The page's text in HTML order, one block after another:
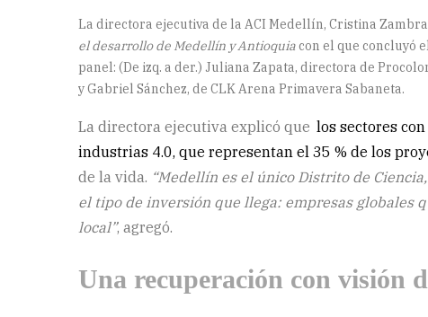
La directora ejecutiva de la ACI Medellín, Cristina
el desarrollo de Medellín y Antioquiacon el que concluyó
panel: (De izq. a der.) Juliana Zapata, directora de
y Gabriel Sánchez, de CLK Arena Primavera Sabaneta.
La directora ejecutiva explicó que los sectores
industrias 4.0, que representan el 35 % de los
de la vida. “Medellín es el único Distrito de
el tipo de inversión que llega: empresas globales
local”, agregó.
Una recuperación con visión